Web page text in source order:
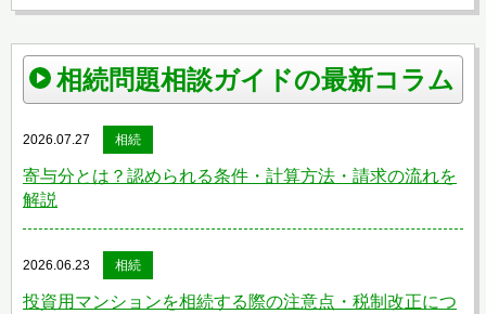
相続問題相談ガイドの最新コラム
2026.07.27 相続
寄与分とは？認められる条件・計算方法・請求の流れを
解説
2026.06.23 相続
投資用マンションを相続する際の注意点・税制改正につ